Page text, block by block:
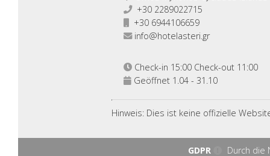
+30 2289022715
+30 6944106659
info@hotelasteri.gr
Check-in 15:00 Check-out 11:00
Geöffnet 1.04 - 31.10
Hinweis: Dies ist keine offizielle
GDPR Durch die